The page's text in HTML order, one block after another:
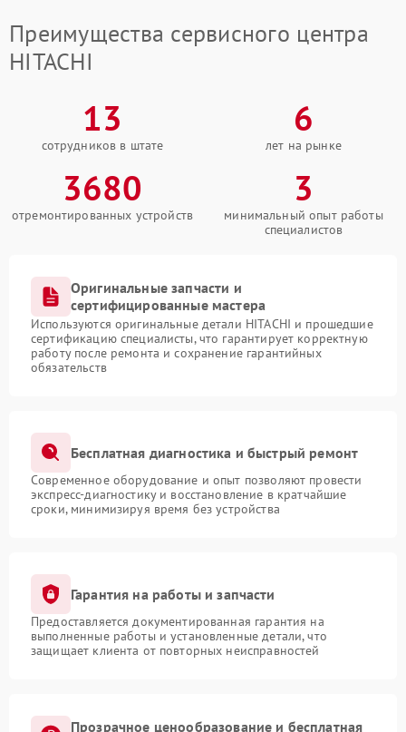
Преимущества сервисного центра
HITACHI
13
сотрудников в штате
6
лет на рынке
3680
отремонтированных устройств
3
минимальный опыт работы
специалистов
Оригинальные запчасти и
сертифицированные мастера
Используются оригинальные детали HITACHI и прошедшие
сертификацию специалисты, что гарантирует корректную
работу после ремонта и сохранение гарантийных
обязательств
Бесплатная диагностика и быстрый ремонт
Современное оборудование и опыт позволяют провести
экспресс-диагностику и восстановление в кратчайшие
сроки, минимизируя время без устройства
Гарантия на работы и запчасти
Предоставляется документированная гарантия на
выполненные работы и установленные детали, что
защищает клиента от повторных неисправностей
Прозрачное ценообразование и бесплатная